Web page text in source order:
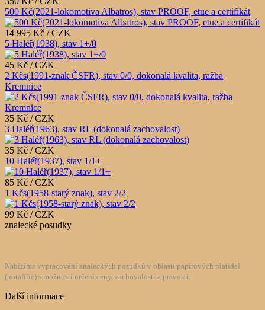
500 Kč(2021-lokomotiva Albatros), stav PROOF, etue a certifikát
14 995 Kč / CZK
5 Haléř(1938), stav 1+/0
45 Kč / CZK
2 Kčs(1991-znak ČSFR), stav 0/0, dokonalá kvalita, ražba
Kremnice
35 Kč / CZK
3 Haléř(1963), stav RL (dokonalá zachovalost)
35 Kč / CZK
10 Haléř(1937), stav 1/1+
85 Kč / CZK
1 Kčs(1958-starý znak), stav 2/2
99 Kč / CZK
znalecké posudky
Nabízíme vypracování znaleckých posudků v oblasti papírových platidel
(notafilie) s možností určení ceny, zachovalosti a pravosti.
Další informace